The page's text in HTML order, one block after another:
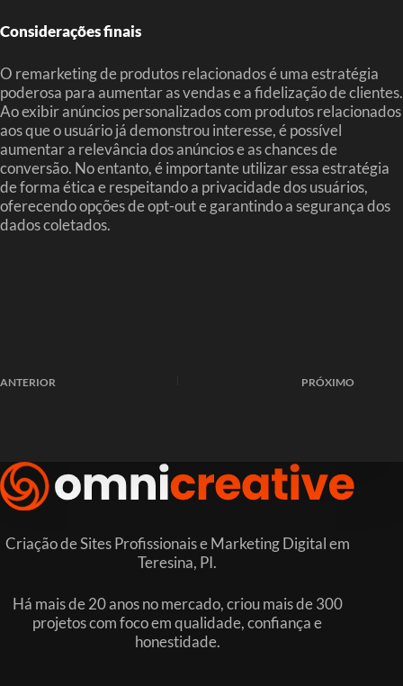
Considerações finais
O remarketing de produtos relacionados é uma estratégia
poderosa para aumentar as vendas e a fidelização de clientes.
Ao exibir anúncios personalizados com produtos relacionados
aos que o usuário já demonstrou interesse, é possível
aumentar a relevância dos anúncios e as chances de
conversão. No entanto, é importante utilizar essa estratégia
de forma ética e respeitando a privacidade dos usuários,
oferecendo opções de opt-out e garantindo a segurança dos
dados coletados.
ANTERIOR PRÓXIMO
Criação de Sites Profissionais e Marketing Digital em
Teresina, PI.
Há mais de 20 anos no mercado, criou mais de 300
projetos com foco em qualidade, confiança e
honestidade.